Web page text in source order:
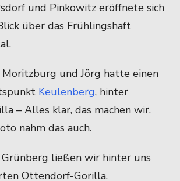
und Pinkowitz eröffnete sich
über das Frühlingshaft
Moritzburg und Jörg hatte einen
Keulenberg, hinter
– Alles klar, das machen wir.
nahm das auch.
ließen wir hinter uns
Ottendorf-Gorilla.